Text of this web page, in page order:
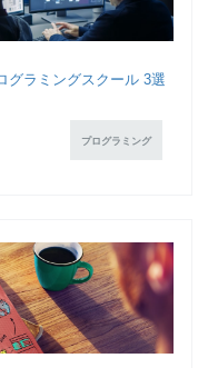
グラミングスクール 3選
プログラミング